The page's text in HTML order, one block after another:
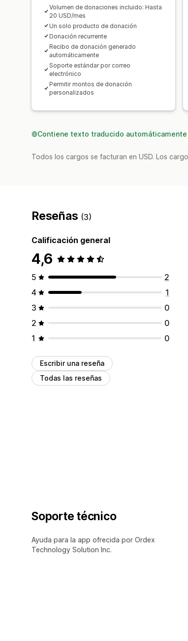
Volumen de donaciones incluido: Hasta
20 USD/mes
Un solo producto de donación
Donación recurrente
Recibo de donación generado
automáticamente
Soporte estándar por correo
electrónico
Permitir montos de donación
personalizados
Contiene texto traducido automáticamente
Todos los cargos se facturan en USD. Los
Reseñas (3)
Calificación general
4,6
5
2
4
1
3
0
2
0
1
0
Escribir una reseña
Todas las reseñas
Soporte técnico
Ayuda para la app ofrecida por Ordex
Technology Solution Inc.